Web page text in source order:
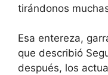
tirándonos
Esa entereza,
que describió
después, los